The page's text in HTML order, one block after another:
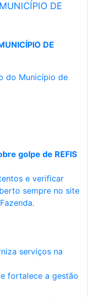
DE
DE
do Município de
golpe de REFIS
e verificar
sempre no site
serviços na
fortalece a gestão